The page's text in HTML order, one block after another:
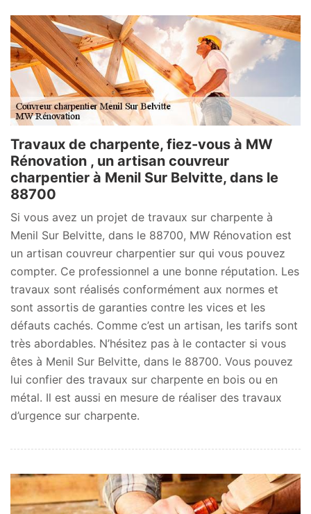
Travaux de charpente, fiez-vous à MW
Rénovation , un artisan couvreur
charpentier à Menil Sur Belvitte, dans le
88700
Si vous avez un projet de travaux sur charpente à
Menil Sur Belvitte, dans le 88700, MW Rénovation est
un artisan couvreur charpentier sur qui vous pouvez
compter. Ce professionnel a une bonne réputation. Les
travaux sont réalisés conformément aux normes et
sont assortis de garanties contre les vices et les
défauts cachés. Comme c’est un artisan, les tarifs sont
très abordables. N’hésitez pas à le contacter si vous
êtes à Menil Sur Belvitte, dans le 88700. Vous pouvez
lui confier des travaux sur charpente en bois ou en
métal. Il est aussi en mesure de réaliser des travaux
d’urgence sur charpente.